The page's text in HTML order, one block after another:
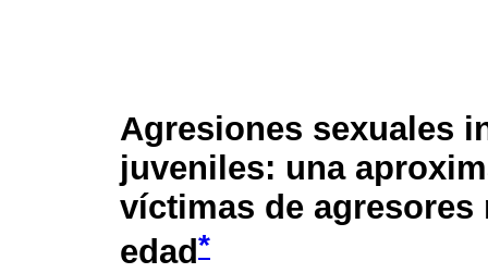
Agresiones sexuales
juveniles: una
víctimas de agresores
edad*